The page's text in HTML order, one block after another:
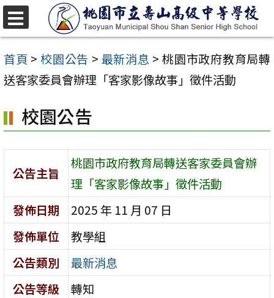
跳
至
主
要
容
區
首頁 > 校園公告 > 最新消息 > 桃園市政府教育局轉
送客家委員會辦理「客家影像故事」徵件活動
校園公告
公告主旨
桃園市政府教育局轉送客家委員會辦
理「客家影像故事」徵件活動
發佈日期
2025 年 11 月 07 日
發佈單位
教學組
公告類別
最新消息
公告等級
轉知
選
單